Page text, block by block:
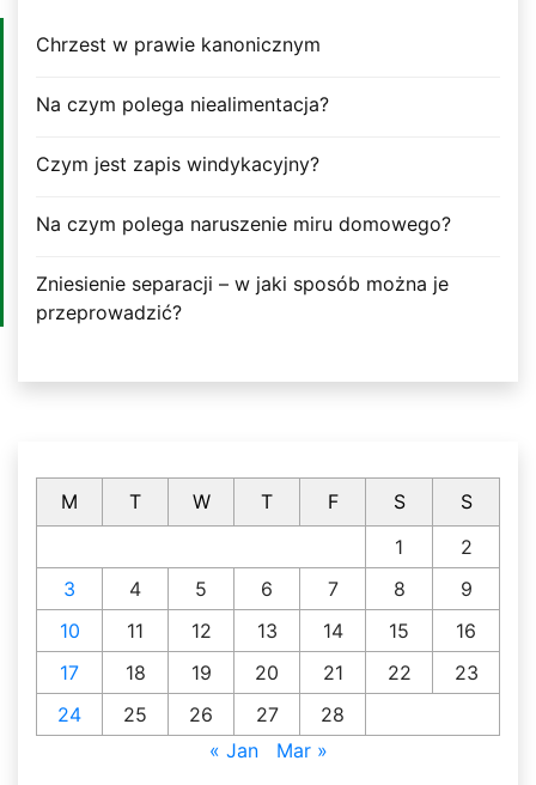
Chrzest w prawie kanonicznym
Na czym polega niealimentacja?
Czym jest zapis windykacyjny?
Na czym polega naruszenie miru domowego?
Zniesienie separacji – w jaki sposób można je
przeprowadzić?
M T W T F S
S
1
2
3
4 5 6 7 8
9
10
11 12 13 14 15
16
17
18 19 20 21 22
23
24
25 26 27
28
« Jan
Mar »